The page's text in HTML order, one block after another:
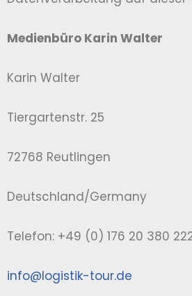
Medienbüro Karin Walter
Karin Walter
Tiergartenstr. 25
72768 Reutlingen
Deutschland/Germany
Telefon: +49 (0) 176 20 380
info@logistik-tour.de